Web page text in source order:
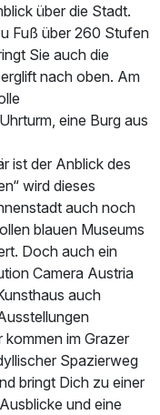
über die Stadt.
Fuß über 260 Stufen
Sie auch die
nach oben. Am
eine Burg aus
ist der Anblick des
wird dieses
auch noch
blauen Museums
Doch auch ein
Camera Austria
auch
im Grazer
Spazierweg
bringt Dich zu einer
und eine